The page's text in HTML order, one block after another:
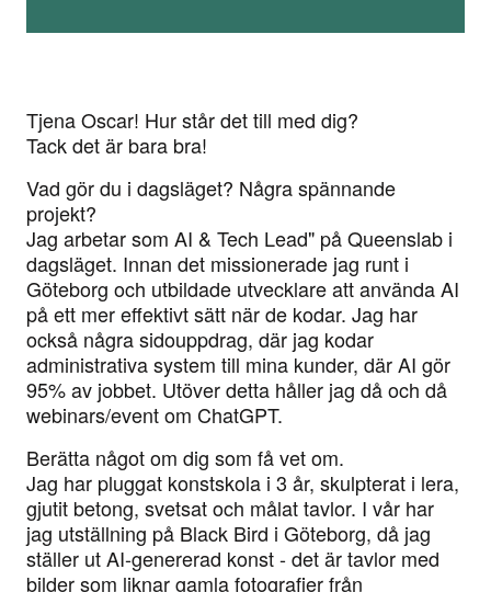
Tjena Oscar! Hur står det till med dig?
Tack det är bara bra!
Vad gör du i dagsläget? Några spännande
projekt?
Jag arbetar som AI & Tech Lead" på Queenslab i
dagsläget. Innan det missionerade jag runt i
Göteborg och utbildade utvecklare att använda AI
på ett mer effektivt sätt när de kodar. Jag har
också några sidouppdrag, där jag kodar
administrativa system till mina kunder, där AI gör
95% av jobbet. Utöver detta håller jag då och då
webinars/event om ChatGPT.
Berätta något om dig som få vet om.
Jag har pluggat konstskola i 3 år, skulpterat i lera,
gjutit betong, svetsat och målat tavlor. I vår har
jag utställning på Black Bird i Göteborg, då jag
ställer ut AI-genererad konst - det är tavlor med
bilder som liknar gamla fotografier från